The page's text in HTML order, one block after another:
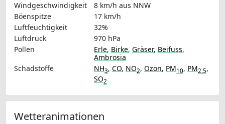
Windgeschwindigkeit
8 km/h aus NNW
Böenspitze
17 km/h
Luftfeuchtigkeit
32%
Luftdruck
970 hPa
Pollen
Erle, Birke, Gräser, Beifuss,
Ambrosia
Schadstoffe
NH3, CO, NO2, Ozon, PM10, PM2.5,
SO2
Wetteranimationen